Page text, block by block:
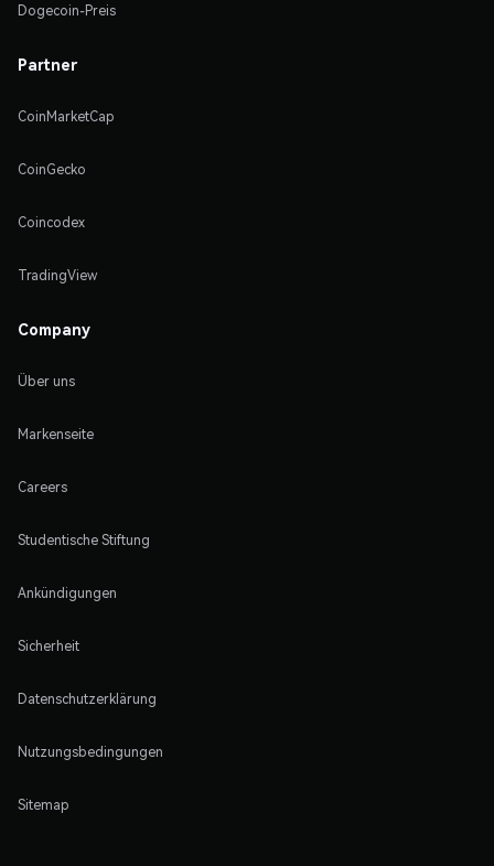
Dogecoin-Preis
Partner
CoinMarketCap
CoinGecko
Coincodex
TradingView
Company
Über uns
Markenseite
Careers
Studentische Stiftung
Ankündigungen
Sicherheit
Datenschutzerklärung
Nutzungsbedingungen
Sitemap